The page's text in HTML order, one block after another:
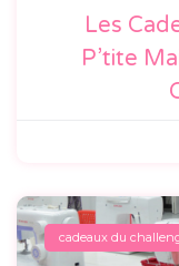
Les
P’tite
cadeaux du